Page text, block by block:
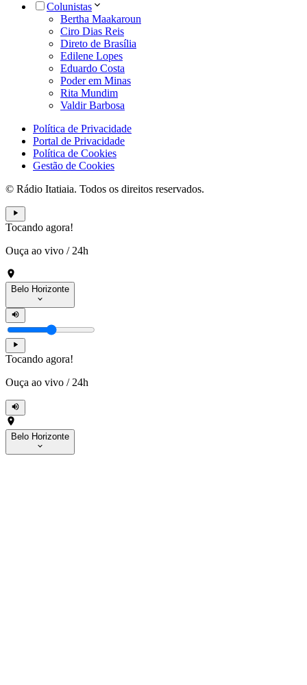
Colunistas
Bertha Maakaroun
Ciro Dias Reis
Direto de Brasília
Edilene Lopes
Eduardo Costa
Poder em Minas
Rita Mundim
Valdir Barbosa
Política de Privacidade
Portal de Privacidade
Política de Cookies
Gestão de Cookies
© Rádio Itatiaia. Todos os direitos reservados.
Tocando agora!
Ouça ao vivo / 24h
Belo Horizonte
Tocando agora!
Ouça ao vivo / 24h
Belo Horizonte